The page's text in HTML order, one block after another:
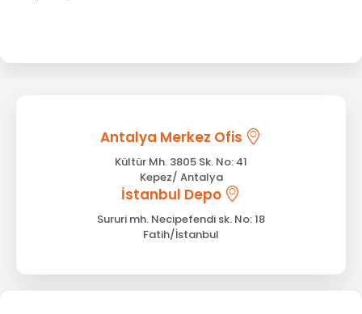
Antalya Merkez Ofis
Kültür Mh. 3805 Sk. No: 41
Kepez/ Antalya
İstanbul Depo
Sururi mh. Necipefendi sk. No: 18
Fatih/İstanbul